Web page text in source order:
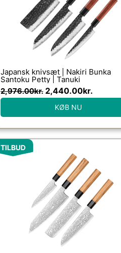
Japansk knivsæt | Nakiri Bunka
Santoku Petty | Tanuki
2,976.00kr. 2,440.00kr.
KØB NU
TILBUD
oprindelige
var:
3,650.00kr..
er: